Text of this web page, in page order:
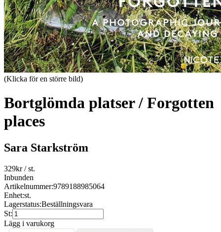
(Klicka för en större bild)
Bortglömda platser / Forgotten
places
Sara Starkström
329kr/ st.
Inbunden
Artikelnummer:9789188985064
Enhet:st.
Lagerstatus:Beställningsvara
St:
Lägg i varukorg